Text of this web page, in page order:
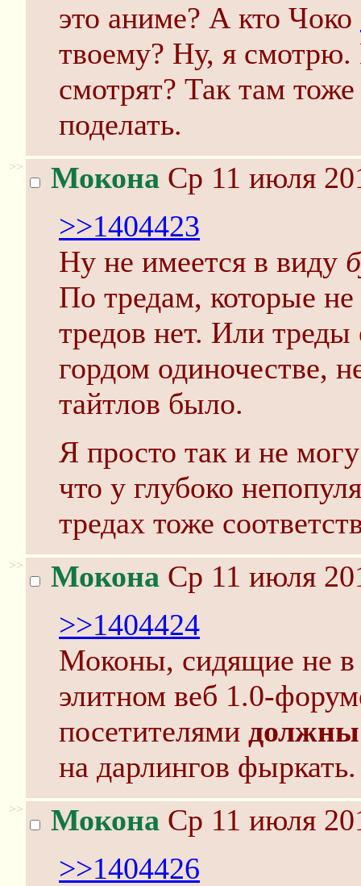
это аниме? А кто Чоко
твоему? Ну, я
смотрят? Так там
поделать.
>> Мокона Ср 11 июля
>>1404423
Ну не имеется в виду
По тредам, которые
тредов нет. Или
гордом одиночестве,
тайтлов было.
Я просто так и не
что у глубоко
тредах тоже
>> Мокона Ср 11 июля
>>1404424
Моконы, сидящие не в
элитном веб 1.0-
посетителями должны
на дарлингов фыркать.
>> Мокона Ср 11 июля
>>1404426